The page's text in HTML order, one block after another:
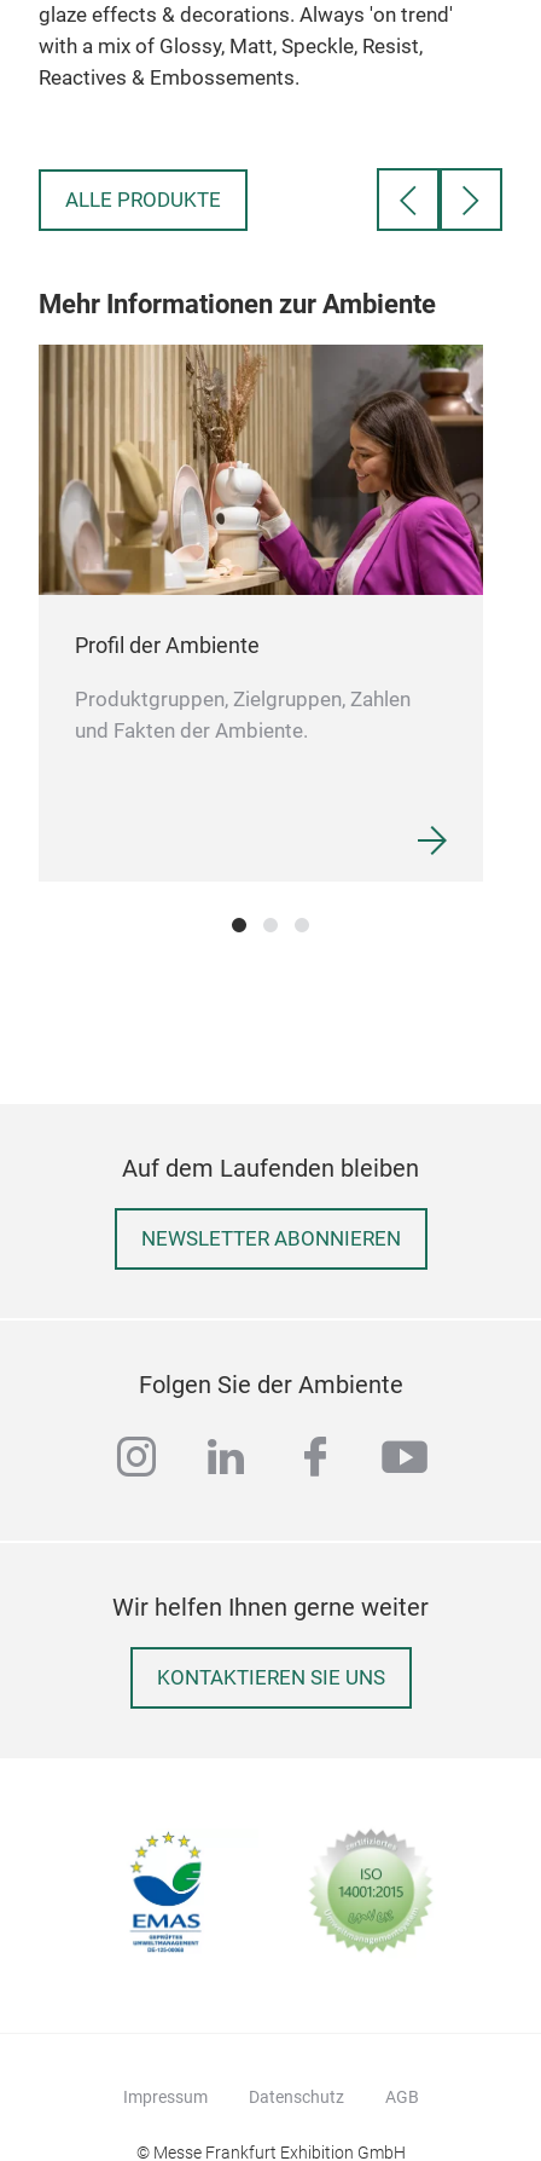
glaze effects & decorations. Always 'on trend'
with a mix of Glossy, Matt, Speckle, Resist,
Reactives & Embossements.
ALLE PRODUKTE
Mehr Informationen zur Ambiente
Profil der Ambiente
Produktgruppen, Zielgruppen, Zahlen
und Fakten der Ambiente.
Auf dem Laufenden bleiben
NEWSLETTER ABONNIEREN
Folgen Sie der Ambiente
instagram
linkedinfacebook
Wir helfen Ihnen gerne weiter
KONTAKTIEREN SIE UNS
Impressum Datenschutz AGB
© Messe Frankfurt Exhibition GmbH